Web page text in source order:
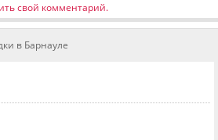
свой комментарий.
в Барнауле